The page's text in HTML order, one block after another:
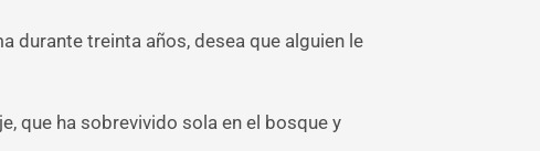
durante treinta años, desea que alguien le
que ha sobrevivido sola en el bosque y